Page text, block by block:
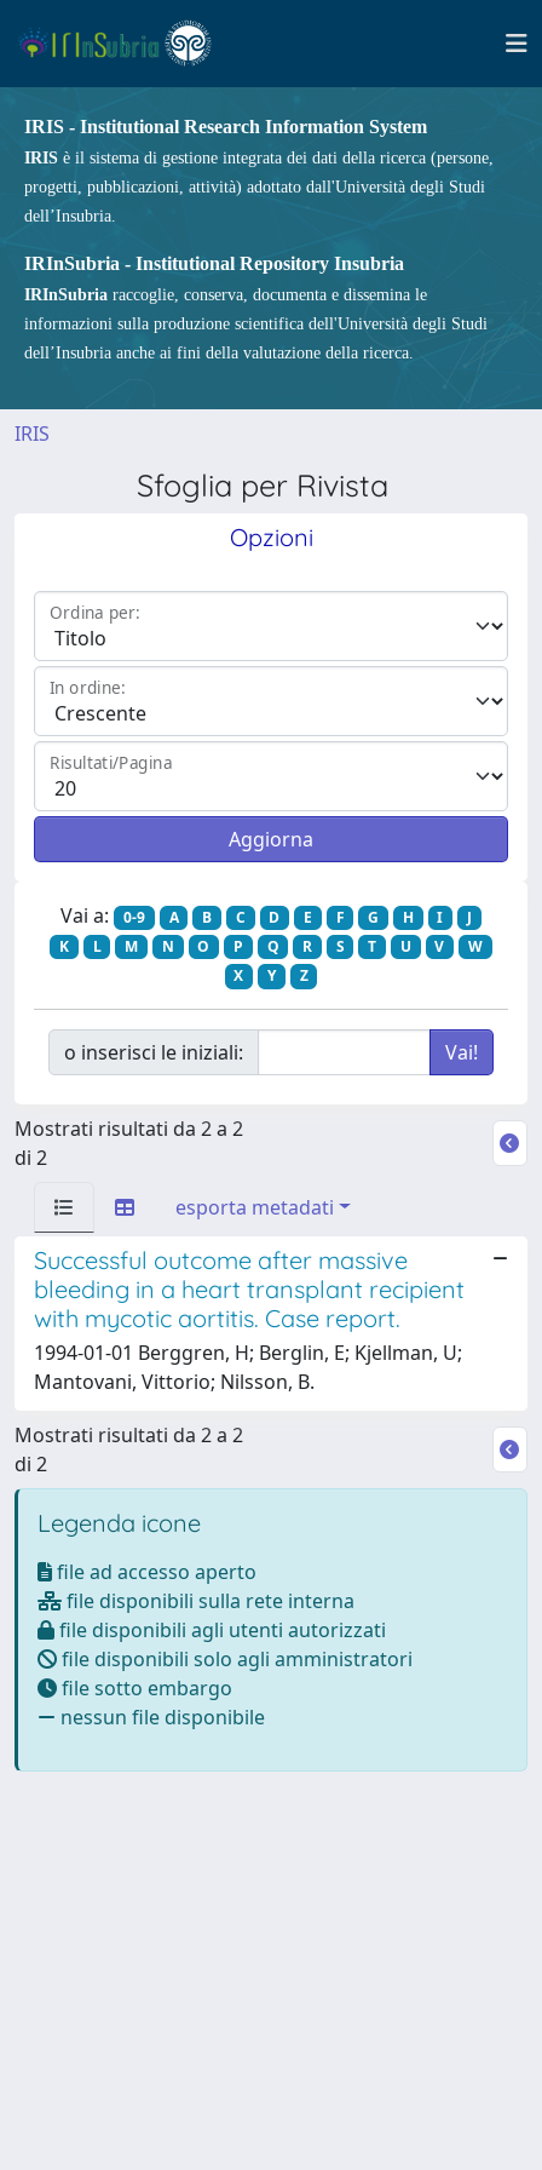
IRIS - Institutional Research Information System
IRIS è il sistema di gestione integrata dei dati della ricerca (persone,
progetti, pubblicazioni, attività) adottato dall'Università degli Studi
dell’Insubria.
IRInSubria - Institutional Repository Insubria
IRInSubria raccoglie, conserva, documenta e dissemina le
informazioni sulla produzione scientifica dell'Università degli Studi
dell’Insubria anche ai fini della valutazione della ricerca.
IRIS
Sfoglia per Rivista
Opzioni
Ordina per:
In ordine:
Risultati/Pagina
Vai a: 0-9 A B C D E F G H I
J
K
L M N O P Q R S T U V
W
X
Y Z
o inserisci le iniziali:
Mostrati risultati da 2 a 2
di 2
esporta metadati
Successful outcome after massive
bleeding in a heart transplant recipient
with mycotic aortitis. Case report.
1994-01-01 Berggren, H; Berglin, E; Kjellman, U;
Mantovani, Vittorio; Nilsson, B.
Mostrati risultati da 2 a 2
di 2
Legenda icone
file ad accesso aperto
file disponibili sulla rete interna
file disponibili agli utenti autorizzati
file disponibili solo agli amministratori
file sotto embargo
nessun file disponibile